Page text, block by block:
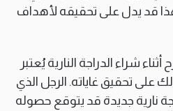
قد يدل على تحقيقه لأهداف
شراء الدراجة النارية يُعتبر
تحقيق غاياته. الرجل الذي
نارية جديدة قد يتوقع حصوله